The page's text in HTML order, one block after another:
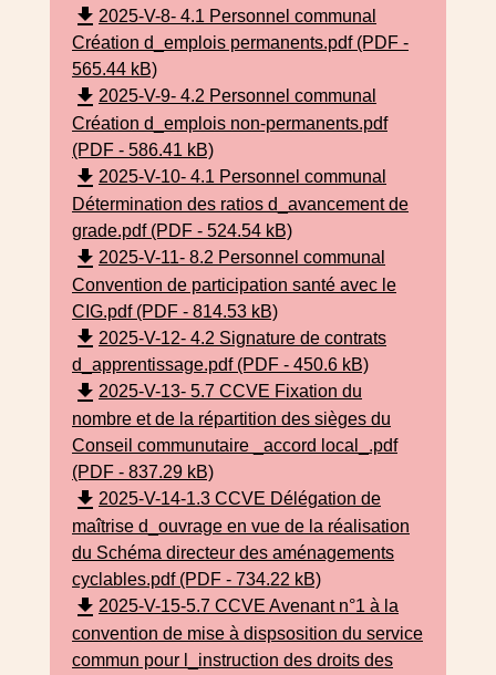
file_download 2025-V-8- 4.1 Personnel communal
Création d_emplois permanents.pdf (PDF -
565.44 kB)
file_download 2025-V-9- 4.2 Personnel communal
Création d_emplois non-permanents.pdf
(PDF - 586.41 kB)
file_download 2025-V-10- 4.1 Personnel communal
Détermination des ratios d_avancement de
grade.pdf (PDF - 524.54 kB)
file_download 2025-V-11- 8.2 Personnel communal
Convention de participation santé avec le
CIG.pdf (PDF - 814.53 kB)
file_download 2025-V-12- 4.2 Signature de contrats
d_apprentissage.pdf (PDF - 450.6 kB)
file_download 2025-V-13- 5.7 CCVE Fixation du
nombre et de la répartition des sièges du
Conseil communutaire _accord local_.pdf
(PDF - 837.29 kB)
file_download 2025-V-14-1.3 CCVE Délégation de
maîtrise d_ouvrage en vue de la réalisation
du Schéma directeur des aménagements
cyclables.pdf (PDF - 734.22 kB)
file_download 2025-V-15-5.7 CCVE Avenant n°1 à la
convention de mise à dispsosition du service
commun pour l_instruction des droits des